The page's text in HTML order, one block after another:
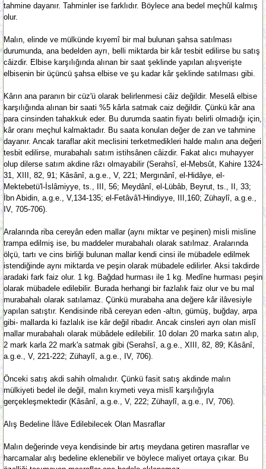
tahmine dayanır. Tahminler ise farklıdır. Böylece ana bedel meçhûl kalmış
olur.
Malın, elinde ve mülkünde kıyemî bir mal bulunan şahsa satılması
durumunda, ana bedelden ayrı, belli miktarda bir kâr tesbit edilirse bu satış
câizdir. Elbise karşılığında alınan bir saat şeklinde yapılan alışverişte
elbisenin bir üçüncü şahsa elbise ve şu kadar kâr şeklinde satılması gibi.
Kârın ana paranın bir cüz'ü olarak belirlenmesi câiz değildir. Meselâ elbise
karşılığında alınan bir saati %5 kârla satmak caiz değildir. Çünkü kâr ana
para cinsinden tahakkuk eder. Bu durumda saatin fiyatı belirli olmadığı için,
kâr oranı meçhul kalmaktadır. Bu saata konulan değer de zan ve tahmine
dayanır. Ancak taraflar akit meclisini terketmedikleri halde malın ana değeri
tesbit edilirse, murabahalı satım istihsânen câizdir. Fakat alıcı muhayyer
olup dilerse satım akdine râzı olmayabilir (Serahsî, el-Mebsût, Kahire 1324-
31, XIII, 82, 91; Kâsânî, a.g.e., V, 221; Mergınânî, el-Hidâye, el-
Mektebetü'l-İslâmiyye, ts., III, 56; Meydânî, el-Lübâb, Beyrut, ts., II, 33;
İbn Abidin, a.g.e., V,134-135; el-Fetâvâ'l-Hindiyye, III,160; Zühaylî, a.g.e.,
IV, 705-706).
Aralarında riba cereyân eden mallar (aynı miktar ve peşinen) misli misline
trampa edilmiş ise, bu maddeler murabahalı olarak satılmaz. Aralarında
ölçü, tartı ve cins birliği bulunan mallar kendi cinsi ile mübadele edilmek
istendiğinde aynı miktarda ve peşin olarak mübadele edilirler. Aksi takdirde
aradaki fark faiz olur. 1 kg. Bağdad hurması ile 1 kg. Medîne hurması peşin
olarak mübadele edilebilir. Burada herhangi bir fazlalık faiz olur ve bu mal
murabahalı olarak satılamaz. Çünkü murabaha ana değere kâr ilâvesiyle
yapılan satıştır. Kendisinde ribâ cereyan eden -altın, gümüş, buğday, arpa
gibi- mallarda ki fazlalık ise kâr değil ribadır. Ancak cinsleri ayrı olan mislî
mallar murabahalı olarak mübâdele edilebilir. 10 doları 20 marka satın alıp,
2 mark karla 22 mark'a satmak gibi (Serahsî, a.g.e., XIII, 82, 89; Kâsânî,
a.g.e., V, 221-222; Zühaylî, a.g.e., IV, 706).
Önceki satış akdi sahih olmalıdır. Çünkü fasit satış akdinde malın
mülkiyeti bedel ile değil, malın kıymeti veya mislî karşılığıyla
gerçekleşmektedir (Kâsânî, a.g.e., V, 222; Zühaylî, a.g.e., IV, 706).
Alış Bedeline İlâve Edilebilecek Olan Masraflar
Malın değerinde veya kendisinde bir artış meydana getiren masraflar ve
harcamalar alış bedeline eklenebilir ve böylece maliyet ortaya çıkar. Bu